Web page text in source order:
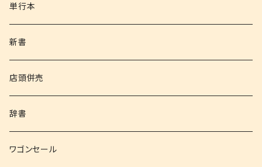
書籍以外
単行本
新書
店頭併売
辞書
ワゴンセール